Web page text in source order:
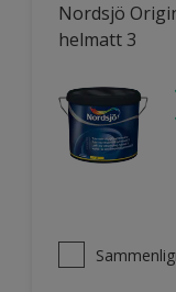
Nordsjö
helmatt 3